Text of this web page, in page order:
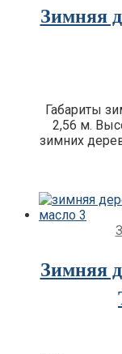
Зимняя
Габариты
2,56 м.
зимних
Зимняя